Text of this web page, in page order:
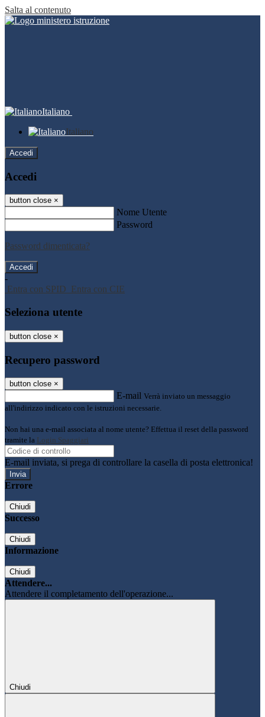
Salta al contenuto
Italiano
Italiano
Accedi
Accedi
button close ×
Nome Utente
Password
Password dimenticata?
-
Entra con SPID Entra con CIE
Seleziona utente
button close ×
Recupero password
button close ×
E-mail Verrà inviato un messaggio
all'indirizzo indicato con le istruzioni necessarie.
Non hai una e-mail associata al nome utente? Effettua il reset della password
tramite la Login Spaggiari
E-mail inviata, si prega di controllare la casella di posta elettronica!
Errore
Chiudi
Successo
Chiudi
Informazione
Chiudi
Attendere...
Attendere il completamento dell'operazione...
Chiudi